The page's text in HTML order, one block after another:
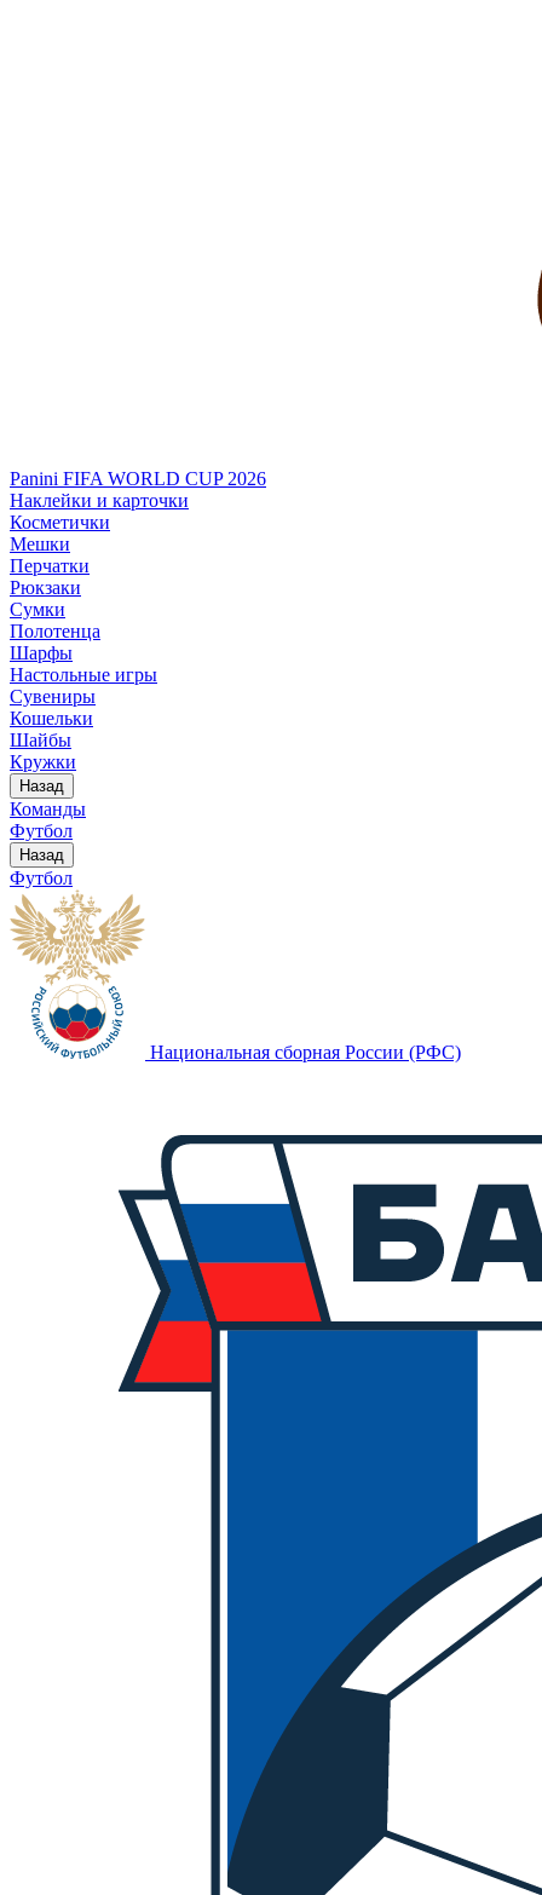
Panini FIFA WORLD CUP 2026
Наклейки и карточки
Косметички
Мешки
Перчатки
Рюкзаки
Сумки
Полотенца
Шарфы
Настольные игры
Сувениры
Кошельки
Шайбы
Кружки
Назад
Команды
Футбол
Назад
Футбол
Национальная сборная России (РФС)